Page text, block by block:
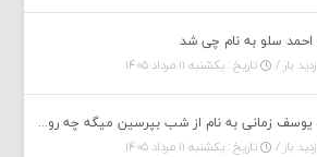
احمد سلو به نام چی شد
تاریخ : یکشنبه ۱۱ مرداد ۱۴۰۵
دانلود آهنگ یوسف زمانی به نام از شب بپرسین میگه چه روزگاری دارم
تاریخ : یکشنبه ۱۱ مرداد ۱۴۰۵